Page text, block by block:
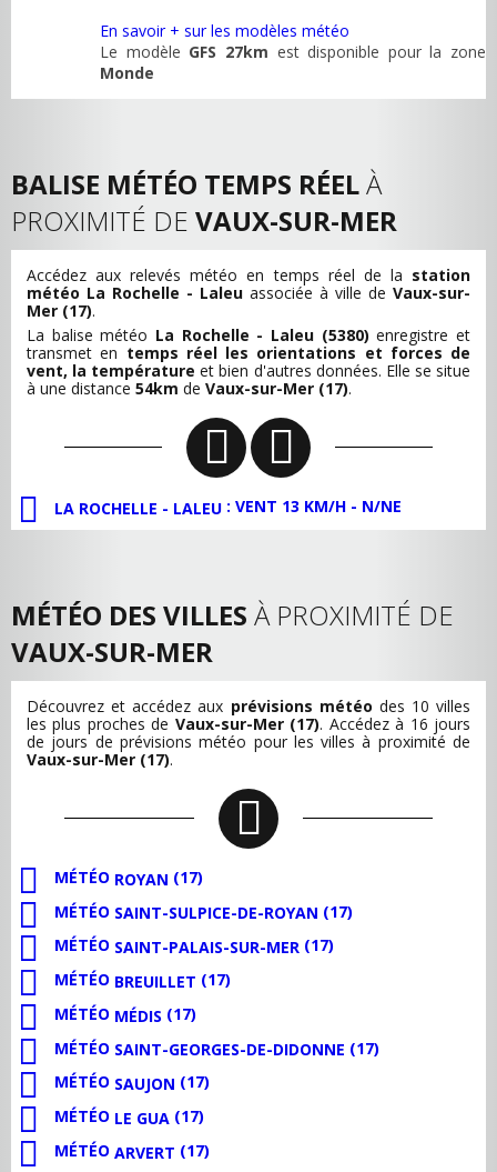
En savoir + sur les modèles météo
Le modèle GFS 27km est disponible pour la zone
Monde
BALISE MÉTÉO TEMPS RÉELÀ
PROXIMITÉ DE VAUX-SUR-MER
Accédez aux relevés météo en temps réel de la station
météo La Rochelle - Laleu associée à ville de Vaux-sur-
Mer (17).
La balise météo La Rochelle - Laleu (5380)enregistre et
transmet en temps réel les orientations et forces de
vent, la température et bien d'autres données. Elle se situe
à une distance 54km de Vaux-sur-Mer (17).
LA ROCHELLE - LALEU : VENT 13 KM/H - N/NE
MÉTÉO DES VILLES À PROXIMITÉ DE
VAUX-SUR-MER
Découvrez et accédez aux prévisions météo des 10 villes
les plus proches de Vaux-sur-Mer (17). Accédez à 16 jours
de jours de prévisions météo pour les villes à proximité de
Vaux-sur-Mer (17).
MÉTÉO ROYAN (17)
MÉTÉO SAINT-SULPICE-DE-ROYAN (17)
MÉTÉO SAINT-PALAIS-SUR-MER (17)
MÉTÉO BREUILLET (17)
MÉTÉO MÉDIS (17)
MÉTÉO SAINT-GEORGES-DE-DIDONNE (17)
MÉTÉO SAUJON (17)
MÉTÉO LE GUA (17)
MÉTÉO ARVERT (17)